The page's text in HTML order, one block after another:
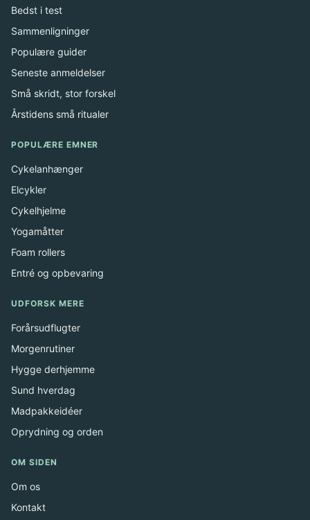
Bedst i test
Sammenligninger
Populære guider
Seneste anmeldelser
Små skridt, stor forskel
Årstidens små ritualer
POPULÆRE EMNER
Cykelanhænger
Elcykler
Cykelhjelme
Yogamåtter
Foam rollers
Entré og opbevaring
UDFORSK MERE
Forårsudflugter
Morgenrutiner
Hygge derhjemme
Sund hverdag
Madpakkeidéer
Oprydning og orden
OM SIDEN
Om os
Kontakt